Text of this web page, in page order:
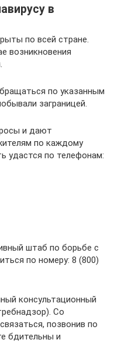
в
по всей стране.
возникновения
по указанным
заграницей.
и дают
по каждому
удастся по телефонам:
штаб по борьбе с
по номеру: 8 (800)
консультационный
Со
позвонив по
бдительны и